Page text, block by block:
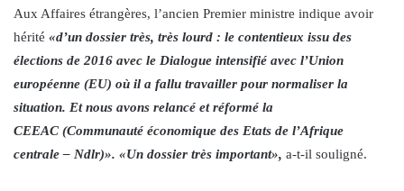
Aux Affaires étrangères, l’ancien Premier ministre indique avoir
hérité «d’un dossier très, très lourd : le contentieux issu des
élections de 2016 avec le Dialogue intensifié avec l’Union
européenne (EU) où il a fallu travailler pour normaliser la
situation. Et nous avons relancé et réformé la
CEEAC (Communauté économique des Etats de l’Afrique
centrale – Ndlr)». «Un dossier très important», a-t-il souligné.